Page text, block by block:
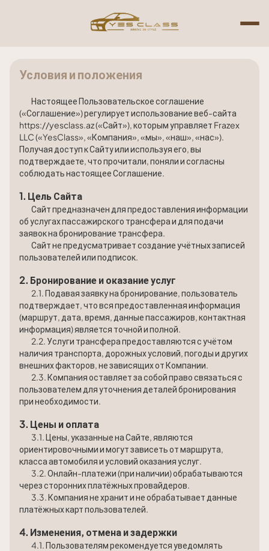
Условия и положения
Настоящее Пользовательское соглашение
(«Соглашение») регулирует использование веб-сайта
https://yesclass.az («Сайт»), которым управляет Frazex
LLC («YesClass», «Компания», «мы», «наш», «нас»).
Получая доступ к Сайту или используя его, вы
подтверждаете, что прочитали, поняли и согласны
соблюдать настоящее Соглашение.
1. Цель Сайта
Сайт предназначен для предоставления информации
об услугах пассажирского трансфера и для подачи
заявок на бронирование трансфера.
Сайт не предусматривает создание учётных записей
пользователей или подписок.
2. Бронирование и оказание услуг
2.1. Подавая заявку на бронирование, пользователь
подтверждает, что вся предоставленная информация
(маршрут, дата, время, данные пассажиров, контактная
информация) является точной и полной.
2.2. Услуги трансфера предоставляются с учётом
наличия транспорта, дорожных условий, погоды и других
внешних факторов, не зависящих от Компании.
2.3. Компания оставляет за собой право связаться с
пользователем для уточнения деталей бронирования
при необходимости.
3. Цены и оплата
3.1. Цены, указанные на Сайте, являются
ориентировочными и могут зависеть от маршрута,
класса автомобиля и условий оказания услуг.
3.2. Онлайн-платежи (при наличии) обрабатываются
через сторонних платёжных провайдеров.
3.3. Компания не хранит и не обрабатывает данные
платёжных карт пользователей.
4. Изменения, отмена и задержки
4.1. Пользователям рекомендуется уведомлять